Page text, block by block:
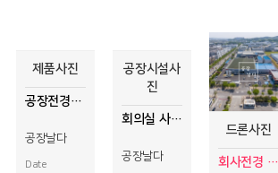
제품사진
공장전경사진촬영
공장날다
Date
공장시설사
진
회의실 사진촬영
공장날다
드론사진
회사전경 드론사진촬영